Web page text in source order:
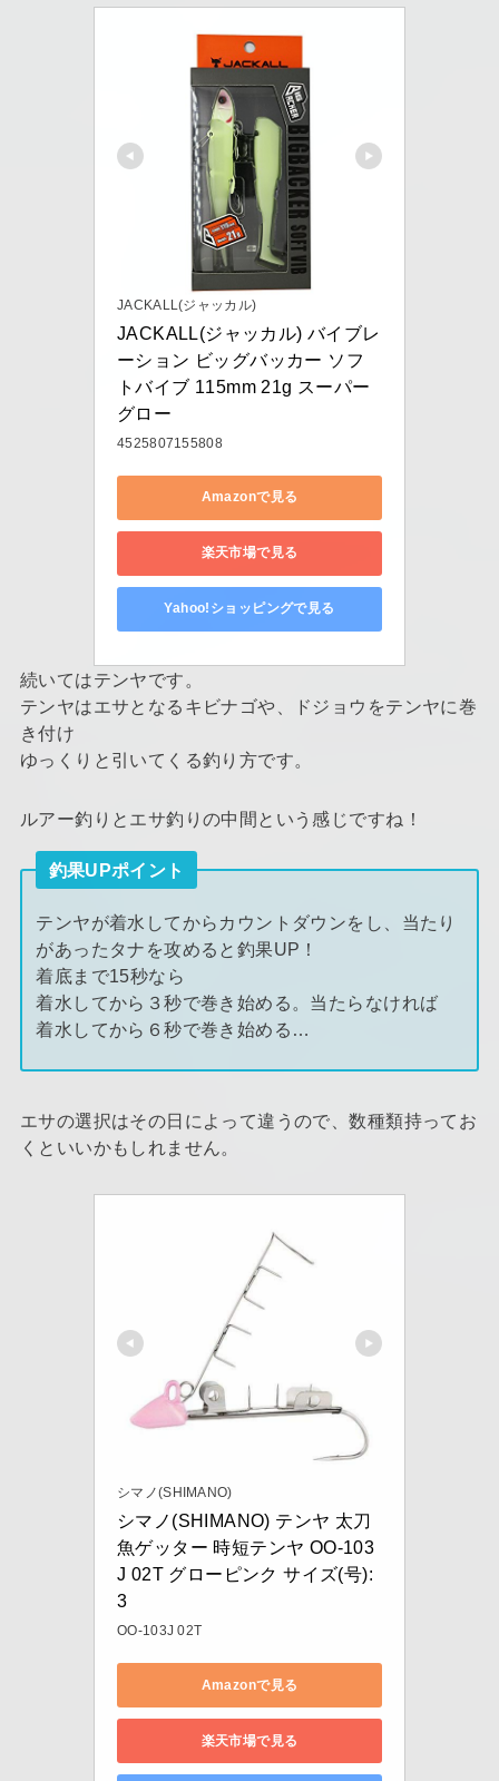
JACKALL(ジャッカル)
JACKALL(ジャッカル) バイブレ
ーション ビッグバッカー ソフ
トバイブ 115mm 21g スーパー
グロー
4525807155808
Amazonで見る
楽天市場で見る
Yahoo!ショッピングで見る
続いてはテンヤです。
テンヤはエサとなるキビナゴや、ドジョウをテンヤに巻
き付け
ゆっくりと引いてくる釣り方です。
ルアー釣りとエサ釣りの中間という感じですね！
釣果UPポイント
テンヤが着水してからカウントダウンをし、当たり
があったタナを攻めると釣果UP！
着底まで15秒なら
着水してから３秒で巻き始める。当たらなければ
着水してから６秒で巻き始める…
エサの選択はその日によって違うので、数種類持ってお
くといいかもしれません。
シマノ(SHIMANO)
シマノ(SHIMANO) テンヤ 太刀
魚ゲッター 時短テンヤ OO-103
J 02T グローピンク サイズ(号):
3
OO-103J 02T
Amazonで見る
楽天市場で見る